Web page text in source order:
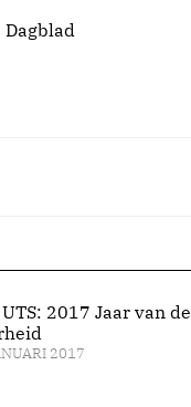
UTS: 2017 Jaar van de
2017